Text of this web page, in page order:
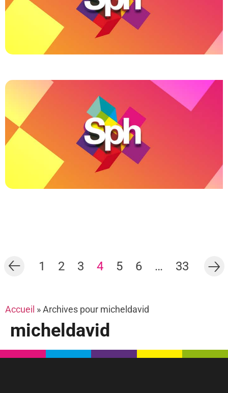
Accueil »Archives pour micheldavid
micheldavid
1 2 3 4 5 6 … 33